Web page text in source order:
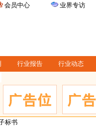
会员中心 业界专访
行业报告 行业动态
标书